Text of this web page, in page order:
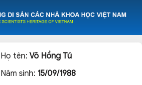
Họ tên:Võ Hồng Tú
Năm sinh: 15/09/1988